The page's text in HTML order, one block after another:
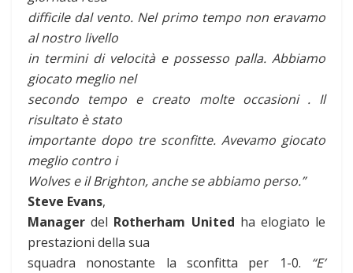
difficile dal vento. Nel primo tempo non eravamo
al nostro livello
in termini di velocità e possesso palla. Abbiamo
giocato meglio nel
secondo tempo e creato molte occasioni . Il
risultato è stato
importante dopo tre sconfitte. Avevamo giocato
meglio contro i
Wolves e il Brighton, anche se abbiamo perso.”
Steve Evans,
Manager del Rotherham United ha elogiato le
prestazioni della sua
squadra nonostante la sconfitta per 1-0. “E’